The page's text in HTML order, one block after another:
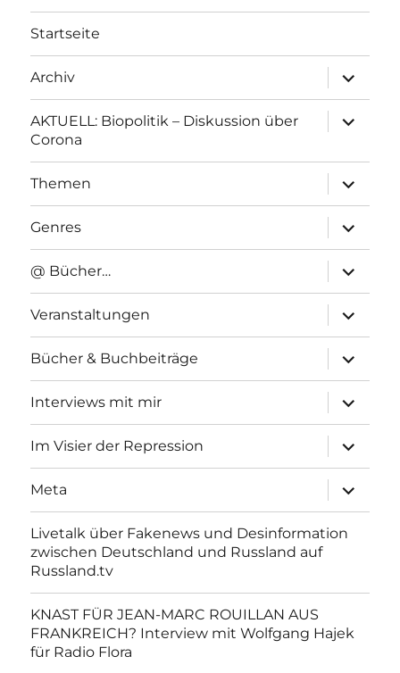
Startseite
Archiv
anzeigen
AKTUELL: Biopolitik – Diskussion über
Corona
anzeigen
Themen
anzeigen
Genres
anzeigen
@ Bücher…
anzeigen
Veranstaltungen
anzeigen
Bücher & Buchbeiträge
anzeigen
Interviews mit mir
anzeigen
Im Visier der Repression
anzeigen
Meta
anzeigen
Livetalk über Fakenews und Desinformation
zwischen Deutschland und Russland auf
Russland.tv
KNAST FÜR JEAN-MARC ROUILLAN AUS
FRANKREICH? Interview mit Wolfgang Hajek
für Radio Flora